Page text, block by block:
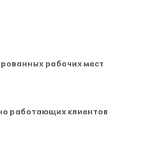
рабочих мест
работающих клиентов